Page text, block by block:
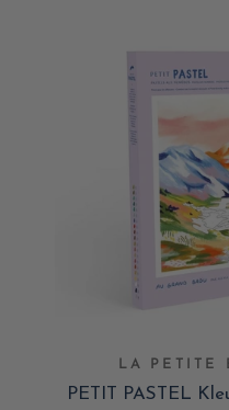
LA PETITE
PETIT PASTEL